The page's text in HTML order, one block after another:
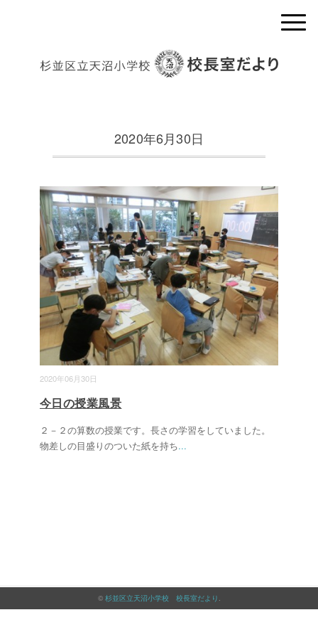
2020年6月30日
2020年06月30日
今日の授業風景
２－２の算数の授業です。長さの学習をしていました。
物差しの目盛りのついた紙を持ち...
© 杉並区立天沼小学校 校長室だより .